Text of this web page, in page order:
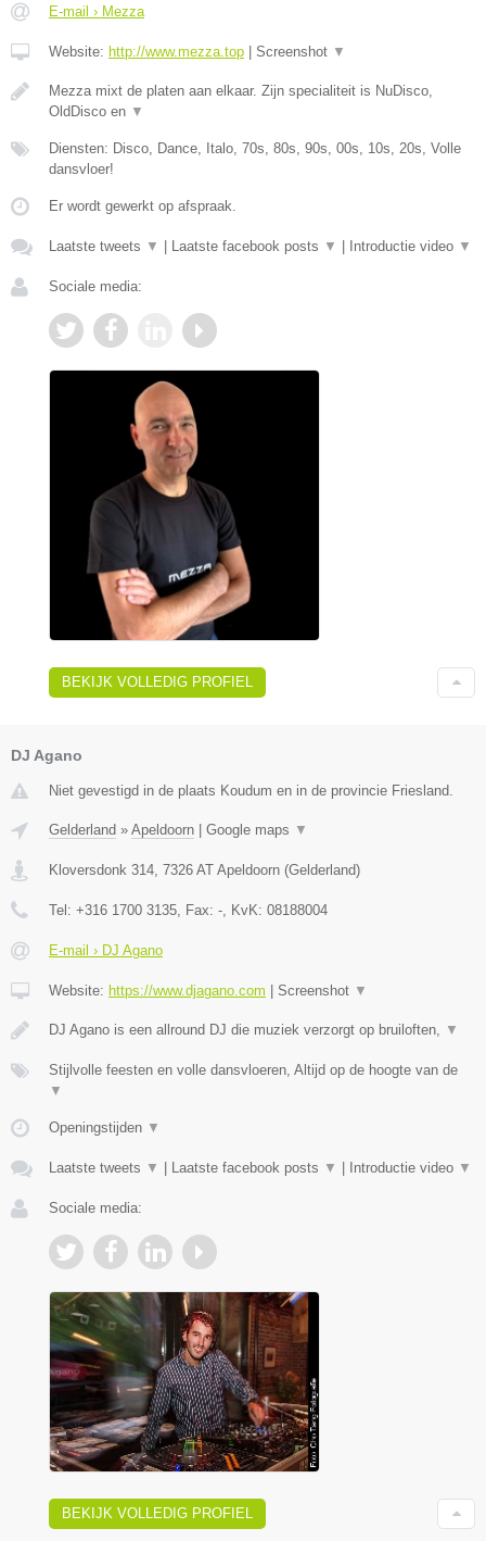
E-mail › Mezza
Website: http://www.mezza.top Screenshot ▼
Mezza mixt de platen aan elkaar. Zijn specialiteit is NuDisco,
OldDisco en ▼
Diensten: Disco, Dance, Italo, 70s, 80s, 90s, 00s, 10s, 20s, Volle
dansvloer!
Er wordt gewerkt op afspraak.
Laatste tweets ▼ Laatste facebook posts ▼ Introductie video ▼
Sociale media:
BEKIJK VOLLEDIG PROFIEL
DJ Agano
Niet gevestigd in de plaats Koudum en in de provincie Friesland.
Gelderland » Apeldoorn Google maps ▼
Kloversdonk 314 7326 AT Apeldoorn (Gelderland)
Tel: +316 1700 3135 , Fax: - , KvK: 08188004
E-mail › DJ Agano
Website: https://www.djagano.com Screenshot ▼
DJ Agano is een allround DJ die muziek verzorgt op bruiloften, ▼
Stijlvolle feesten en volle dansvloeren, Altijd op de hoogte van de
▼
Openingstijden ▼
Laatste tweets ▼ Laatste facebook posts ▼ Introductie video ▼
Sociale media:
BEKIJK VOLLEDIG PROFIEL